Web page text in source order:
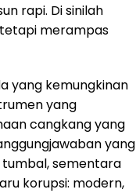
rapi. Di sinilah
merampas
yang kemungkinan
yang
cangkang yang
yang
tumbal, sementara
korupsi: modern,